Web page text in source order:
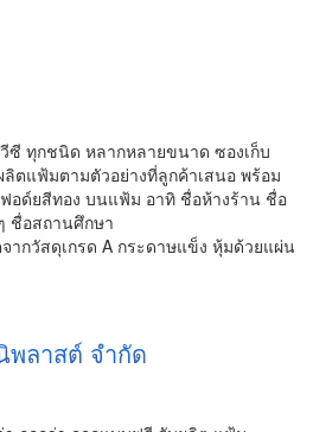
ซี ทุกชนิด หลากหลายขนาด ซองเก็บ
ตแฟ้มตามตัวอย่างที่ลูกค้าเสนอ พร้อม
อด์ยสีทอง บนแฟ้ม อาทิ ชื่อห้างร้าน ชื่อ
ชื่อสถานศึกษา
กวัสดุเกรด A กระดาษแข็ง หุ้มด้วยแผ่น
ลาสต์ จำกัด